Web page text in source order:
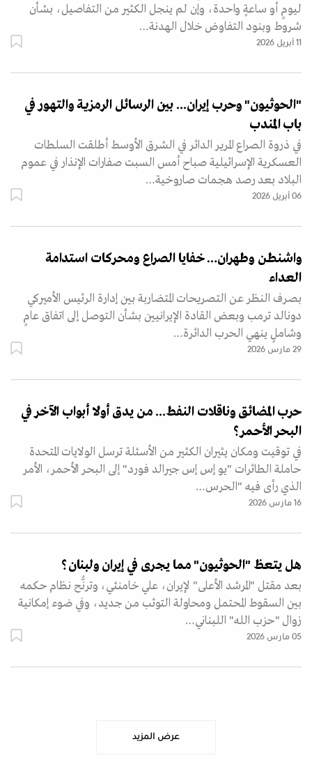
ليومٍ أو ساعةٍ واحدة، وإن لم ينجل الكثير من التفاصيل، بشأن
شروط وبنود التفاوض خلال الهدنة…
11 أبريل 2026
"الحوثيون" وحرب إيران... بين الرسائل الرمزية والتهور في
باب المندب
في ذروة الصراع المرير الدائر في الشرق الأوسط أطلقت السلطات
العسكرية الإسرائيلية صباح أمس السبت صفارات الإنذار في عموم
البلاد بعد رصد هجمات صاروخية…
06 أبريل 2026
واشنطن وطهران… خفايا الصراع ومحركات استدامة
العداء
بصرف النظر عن التصريحات المتضاربة بين إدارة الرئيس الأميركي
دونالد ترمب وبعض القادة الإيرانيين بشأن التوصل إلى اتفاق عامٍ
وشاملٍ ينهي الحرب الدائرة…
29 مارس 2026
حرب المضائق وناقلات النفط... من يدق أولا أبواب الآخر في
البحر الأحمر؟
في توقيت ومكان يثيران الكثير من الأسئلة ترسل الولايات المتحدة
حاملة الطائرات "يو إس إس جيرالد فورد" إلى البحر الأحمر، الأمر
الذي رأى فيه "الحرس…
16 مارس 2026
هل يتعظ "الحوثيون" مما يجرى في إيران ولبنان؟
بعد مقتل "المرشد الأعلى" لإيران، علي خامنئي، وترنُّح نظام حكمه
بين السقوط المحتمل ومحاولة التوثب من جديد، وفي ضوء إمكانية
زوال "حزب الله" اللبناني…
05 مارس 2026
عرض المزيد